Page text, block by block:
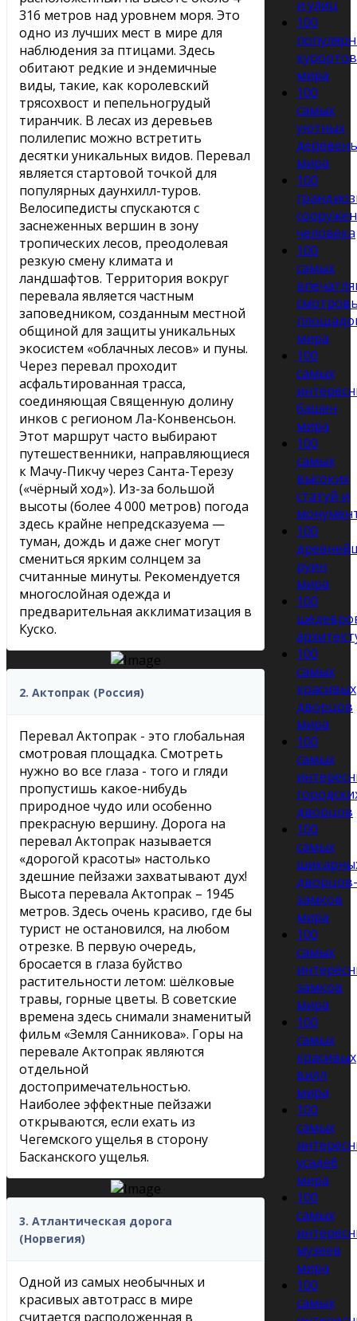
316 метров над уровнем моря. Это
одно из лучших мест в мире для
наблюдения за птицами. Здесь
обитают редкие и эндемичные
виды, такие, как королевский
трясохвост и пепельногрудый
тиранчик. В лесах из деревьев
полилепис можно встретить
десятки уникальных видов. Перевал
является стартовой точкой для
популярных даунхилл-туров.
Велосипедисты спускаются с
заснеженных вершин в зону
тропических лесов, преодолевая
резкую смену климата и
ландшафтов. Территория вокруг
перевала является частным
заповедником, созданным местной
общиной для защиты уникальных
экосистем «облачных лесов» и пуны.
Через перевал проходит
асфальтированная трасса,
соединяющая Священную долину
инков с регионом Ла-Конвенсьон.
Этот маршрут часто выбирают
путешественники, направляющиеся
к Мачу-Пикчу через Санта-Терезу
(«чёрный ход»). Из-за большой
высоты (более 4 000 метров) погода
здесь крайне непредсказуема —
туман, дождь и даже снег могут
смениться ярким солнцем за
считанные минуты. Рекомендуется
многослойная одежда и
предварительная акклиматизация в
Куско.
2. Актопрак (Россия)
Перевал Актопрак - это глобальная
смотровая площадка. Смотреть
нужно во все глаза - того и гляди
пропустишь какое-нибудь
природное чудо или особенно
прекрасную вершину. Дорога на
перевал Актопрак называется
«дорогой красоты» настолько
здешние пейзажи захватывают дух!
Высота перевала Актопрак – 1945
метров. Здесь очень красиво, где бы
турист не остановился, на любом
отрезке. В первую очередь,
бросается в глаза буйство
растительности летом: шёлковые
травы, горные цветы. В советские
времена здесь снимали знаменитый
фильм «Земля Санникова». Горы на
перевале Актопрак являются
отдельной
достопримечательностью.
Наиболее эффектные пейзажи
открываются, если ехать из
Чегемского ущелья в сторону
Басканского ущелья.
3. Атлантическая дорога
(Норвегия)
Одной из самых необычных и
красивых автотрасс в мире
считается расположенная в
и улиц
100
курортов
мира
100
самых
уютных
деревень
мира
100
человека
100
самых
мира
100
самых
башен
мира
100
самых
высоких
статуй и
100
руин
мира
100
100
cамых
красивых
дворцов
мира
100
самых
дворцов
100
самых
дворцов-
замков
мира
100
самых
замков
мира
100
самых
красивых
вилл
мира
100
самых
усадеб
мира
100
самых
музеев
мира
100
самых